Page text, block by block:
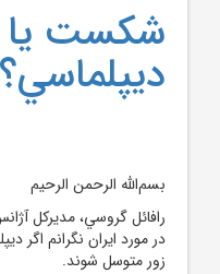
شکست
ديپلماسي؟
بسم‌الله الرحمن الرحيم
رافائل گروسي، مديرکل
در مورد ايران نگرانم اگر
زور متوسل شوند.